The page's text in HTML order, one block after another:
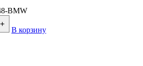
BMW
+
В корзину